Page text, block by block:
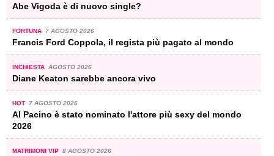
Abe Vigoda è di nuovo single?
FORTUNA 7 AGOSTO 2026
Francis Ford Coppola, il regista più pagato al mondo
INCHIESTA AGOSTO 2026
Diane Keaton sarebbe ancora vivo
HOT 7 AGOSTO 2026
Al Pacino è stato nominato l'attore più sexy del mondo
2026
MATRIMONI VIP 8 AGOSTO 2026